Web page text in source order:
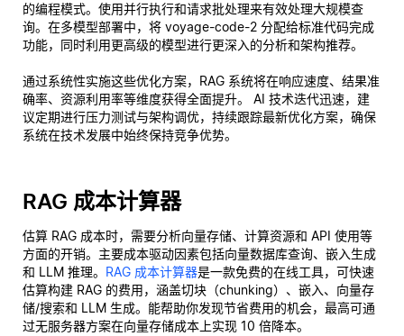
的编程模式。使用并行执行和请求批处理来有效处理大规模查
询。在多模型部署中，将 voyage-code-2 分配给标准代码完成
功能，同时利用更高级的模型进行更深入的分析和架构推荐。
通过系统性实施这些优化方案，RAG 系统将在响应速度、结果准
确率、资源利用率等维度获得全面提升。 AI 技术迭代迅速，建
议定期进行压力测试与架构调优，持续跟踪最新优化方案，确保
系统在技术发展中始终保持竞争优势。
RAG 成本计算器
估算 RAG 成本时，需要分析向量存储、计算资源和 API 使用等
方面的开销。主要成本驱动因素包括向量数据库查询、嵌入生成
和 LLM 推理。 RAG 成本计算器是一款免费的在线工具，可快速
估算构建 RAG 的费用，涵盖切块（chunking）、嵌入、向量存
储/搜索和 LLM 生成。能帮助你发现节省费用的机会，最高可通
过无服务器方案在向量存储成本上实现 10 倍降本。